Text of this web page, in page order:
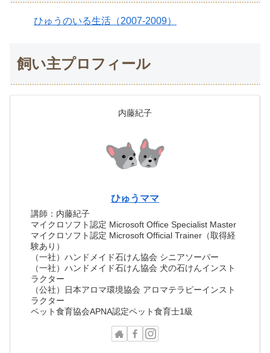
ひゅうのいる生活（2007-2009）
飼い主プロフィール
内藤紀子
ひゅうママ
講師：内藤紀子
マイクロソフト認定 Microsoft Office Specialist Master
マイクロソフト認定 Microsoft Official Trainer（取得経
験あり）
（一社）ハンドメイド石けん協会 シニアソーパー
（一社）ハンドメイド石けん協会 犬の石けんインスト
ラクター
（公社）日本アロマ環境協会 アロマテラピーインスト
ラクター
ペット食育協会APNA認定ペット食育士1級